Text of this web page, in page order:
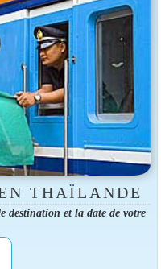
THAÏLANDE
destination et la date de votre